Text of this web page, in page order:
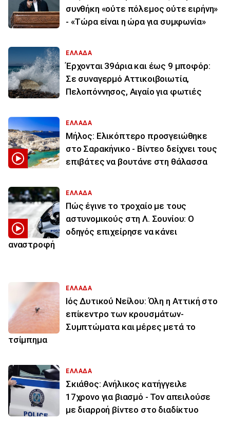
συνθήκη «ούτε πόλεμος ούτε ειρήνη»
- «Τώρα είναι η ώρα για συμφωνία»
ΕΛΛΑΔΑ
Έρχονται 39άρια και έως 9 μποφόρ:
Σε συναγερμό Αττικοιβοιωτία,
Πελοπόννησος, Αιγαίο για φωτιές
ΕΛΛΑΔΑ
Μήλος: Ελικόπτερο προσγειώθηκε
στο Σαρακήνικο - Βίντεο δείχνει τους
επιβάτες να βουτάνε στη θάλασσα
ΕΛΛΑΔΑ
Πώς έγινε το τροχαίο με τους
αστυνομικούς στη Λ. Σουνίου: Ο
οδηγός επιχείρησε να κάνει
αναστροφή
ΕΛΛΑΔΑ
Ιός Δυτικού Νείλου: Όλη η Αττική στο
επίκεντρο των κρουσμάτων-
Συμπτώματα και μέρες μετά το
τσίμπημα
ΕΛΛΑΔΑ
Σκιάθος: Ανήλικος κατήγγειλε
17χρονο για βιασμό - Τον απειλούσε
με διαρροή βίντεο στο διαδίκτυο